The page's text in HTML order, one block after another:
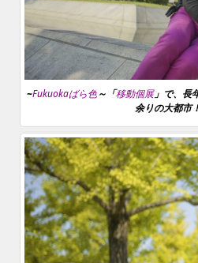
~Fukuokaばら色～「移動個展」で、長
余りの大都市